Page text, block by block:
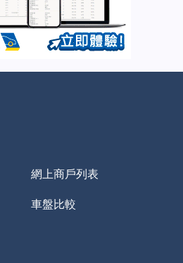
網上商戶列表
車盤比較